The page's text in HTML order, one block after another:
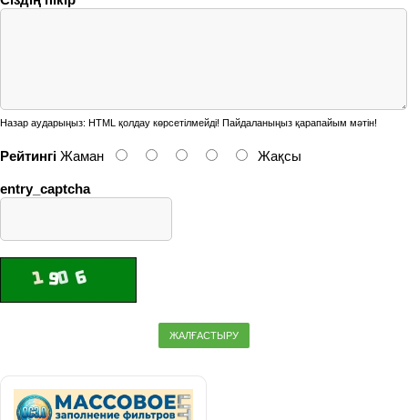
Назар аударыңыз: HTML қолдау көрсетілмейді! Пайдаланыңыз қарапайым мәтін!
Рейтингі Жаман Жақсы
entry_captcha
ЖАЛҒАСТЫРУ